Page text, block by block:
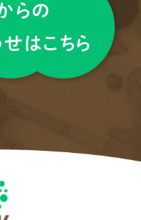
らの
はこちら